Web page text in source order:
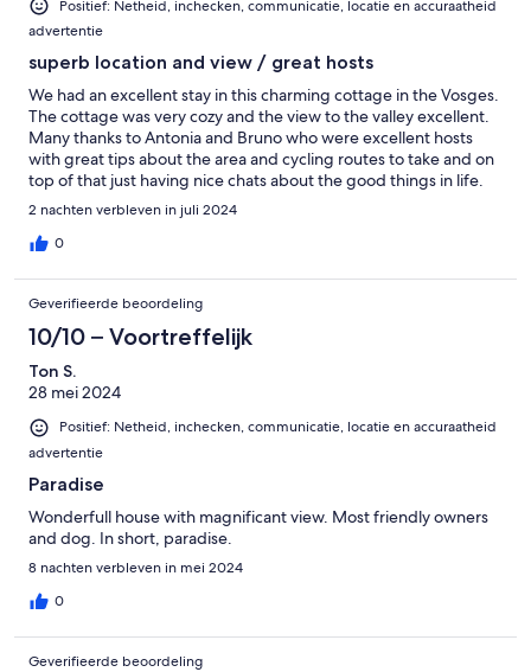
Positief: Netheid, inchecken, communicatie, locatie en accuraatheid
advertentie
superb location and view / great hosts
We had an excellent stay in this charming cottage in the Vosges.
The cottage was very cozy and the view to the valley excellent.
Many thanks to Antonia and Bruno who were excellent hosts
with great tips about the area and cycling routes to take and on
top of that just having nice chats about the good things in life.
We used the cottage as 'base camp' for some great cycling in
2 nachten verbleven in juli 2024
0
Geverifieerde beoordeling
10/10 – Voortreffelijk
Ton S.
28 mei 2024
Positief: Netheid, inchecken, communicatie, locatie en accuraatheid
advertentie
Paradise
Wonderfull house with magnificant view. Most friendly owners
and dog. In short, paradise.
8 nachten verbleven in mei 2024
0
Geverifieerde beoordeling